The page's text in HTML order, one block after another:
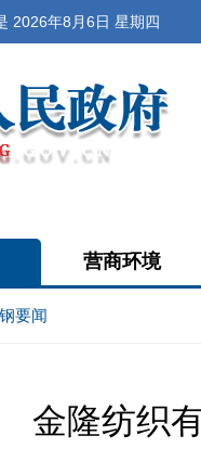
2026年8月6日 星期四
营商环境
要闻
金隆纺织